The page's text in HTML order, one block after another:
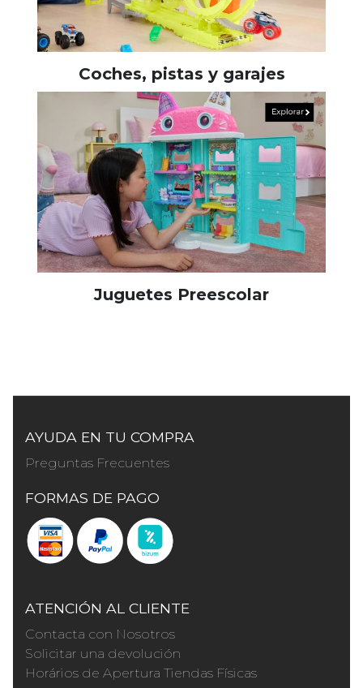
Coches, pistas y garajes
Juguetes Preescolar
AYUDA EN TU COMPRA
Preguntas Frecuentes
FORMAS DE PAGO
ATENCIÓN AL CLIENTE
Contacta con Nosotros
Solicitar una devolución
Horários de Apertura Tiendas Físicas